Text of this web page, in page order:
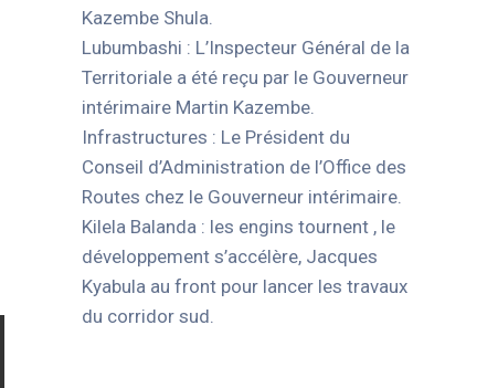
Kazembe Shula.
Lubumbashi : L’Inspecteur Général de la
Territoriale a été reçu par le Gouverneur
intérimaire Martin Kazembe.
Infrastructures : Le Président du
Conseil d’Administration de l’Office des
Routes chez le Gouverneur intérimaire.
Kilela Balanda : les engins tournent , le
développement s’accélère, Jacques
Kyabula au front pour lancer les travaux
du corridor sud.